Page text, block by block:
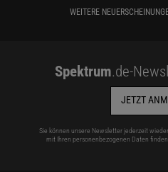
WEITERE
Spektrum.de-
JETZT
Sie können unsere Newsletter jederzeit
mit Ihren personenbezogenen Daten